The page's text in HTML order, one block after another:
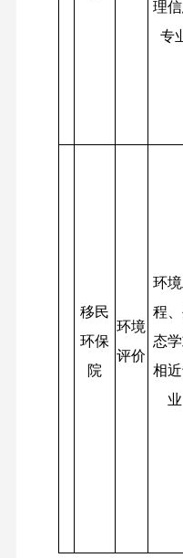
理
专
移民
环保
院
环境
评价
环
程
态
相
业